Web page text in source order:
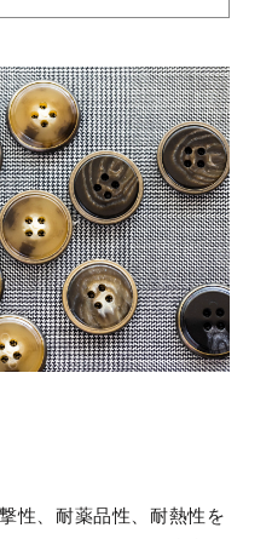
性、耐薬品性、耐熱性を